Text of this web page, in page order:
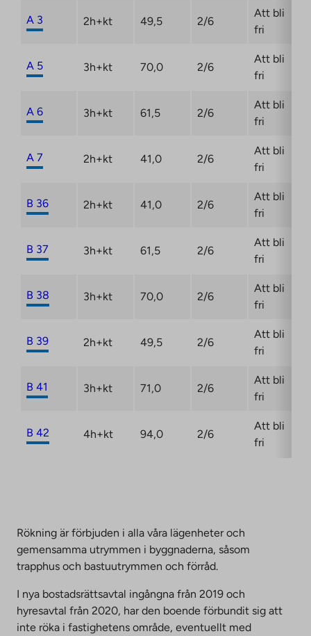
A 3 2h+kt 49,5 2/6
Att bli
fri
A 5 3h+kt 70,0 2/6
Att bli
fri
A 6 3h+kt 61,5 2/6
Att bli
fri
A 7 2h+kt 41,0 2/6
Att bli
fri
B 36 2h+kt 41,0 2/6
Att bli
fri
B 37 3h+kt 61,5 2/6
Att bli
fri
B 38 3h+kt 70,0 2/6
Att bli
fri
B 39 2h+kt 49,5 2/6
Att bli
fri
B 41 3h+kt 71,0 2/6
Att bli
fri
B 42 4h+kt 94,0 2/6
Att bli
fri
Rökning är förbjuden i alla våra lägenheter och
gemensamma utrymmen i byggnaderna, såsom
trapphus och bastuutrymmen och förråd.
I nya bostadsrättsavtal ingångna från 2019 och
hyresavtal från 2020, har den boende förbundit sig att
inte röka i fastighetens område, eventuellt med